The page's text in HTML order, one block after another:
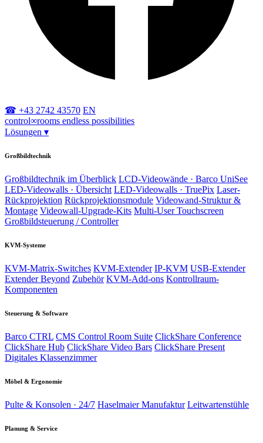
☎ +43 2742 43570 EN
control∞rooms endless possibilities
Lösungen ▾
Großbildtechnik
Großbildtechnik im Überblick LCD-Videowände · Barco UniSee
LED-Videowalls · Übersicht LED-Videowalls · TruePix Laser-
Rückprojektion Rückprojektionsmodule Videowand-Struktur &
Montage Videowall-Upgrade-Kits Multi-User Touchscreen
Großbildsteuerung / Controller
KVM-Systeme
KVM-Matrix-Switches KVM-Extender IP-KVM USB-Extender
Extender Beyond Zubehör KVM-Add-ons Kontrollraum-
Komponenten
Steuerung & Software
Barco CTRL CMS Control Room Suite ClickShare Conference
ClickShare Hub ClickShare Video Bars ClickShare Present
Digitales Klassenzimmer
Möbel & Ergonomie
Pulte & Konsolen · 24/7 Haselmaier Manufaktur Leitwartenstühle
Planung & Service